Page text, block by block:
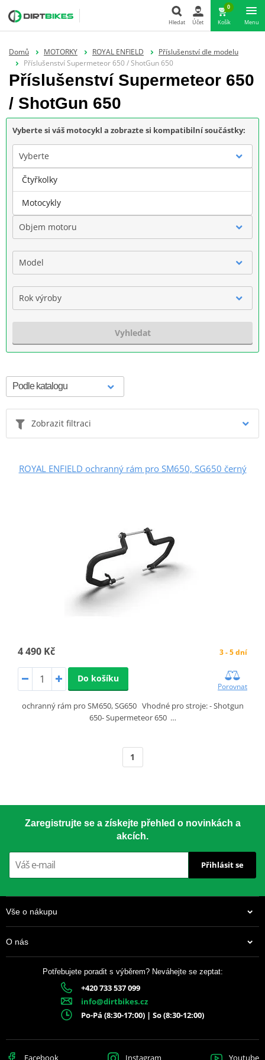
Hledat
Hledat Účet
0
Košík Menu
Domů MOTORKY ROYAL ENFIELD
Příslušenství dle modelu
Příslušenství Supermeteor 650 / ShotGun 650
Příslušenství Supermeteor 650
/ ShotGun 650
Vyberte si váš motocykl a zobrazte si kompatibilní součástky:
Vyberte
Značka
Objem motoru
Model
Rok výroby
Vyhledat
Zobrazit filtraci
ROYAL ENFIELD ochranný rám pro SM650, SG650 černý
4 490 Kč 3 - 5 dní
Do košíku
Porovnat
ochranný rám pro SM650, SG650 Vhodné pro stroje: - Shotgun
650- Supermeteor 650 …
1
Zaregistrujte se a získejte přehled o novinkách a
akcích.
Přihlásit se
Vše o nákupu
O nás
Potřebujete poradit s výběrem? Neváhejte se zeptat:
+420 733 537 099
info@dirtbikes.cz
Po-Pá (8:30-17:00) | So (8:30-12:00)
Facebook Instagram Youtube
Čtyřkolky
Motocykly